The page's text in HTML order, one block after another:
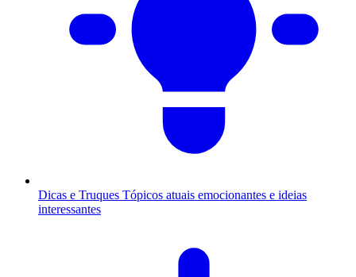
Dicas e Truques Tópicos atuais emocionantes e ideias
interessantes